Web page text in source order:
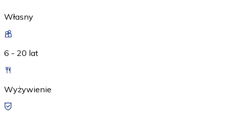
Własny
6 - 20 lat
Wyżywienie